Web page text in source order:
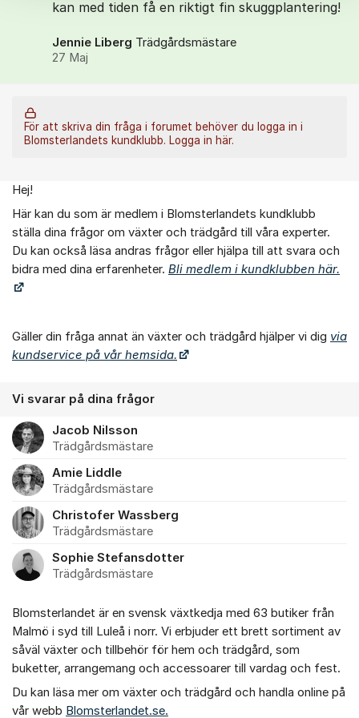
kan med tiden få en riktigt fin skuggplantering!
Jennie Liberg Trädgårdsmästare
27 Maj
För att skriva din fråga i forumet behöver du logga in i
Blomsterlandets kundklubb. Logga in här.
Om forumet
Hej!
Här kan du som är medlem i Blomsterlandets kundklubb
ställa dina frågor om växter och trädgård till våra experter.
Du kan också läsa andras frågor eller hjälpa till att svara och
bidra med dina erfarenheter. Bli medlem i kundklubben här.
Gäller din fråga annat än växter och trädgård hjälper vi dig via
kundservice på vår hemsida.
Vi svarar på dina frågor
Jacob Nilsson
Trädgårdsmästare
Amie Liddle
Trädgårdsmästare
Christofer Wassberg
Trädgårdsmästare
Sophie Stefansdotter
Trädgårdsmästare
Blomsterlandet är en svensk växtkedja med 63 butiker från
Malmö i syd till Luleå i norr. Vi erbjuder ett brett sortiment av
såväl växter och tillbehör för hem och trädgård, som
buketter, arrangemang och accessoarer till vardag och fest.
Du kan läsa mer om växter och trädgård och handla online på
vår webb Blomsterlandet.se.